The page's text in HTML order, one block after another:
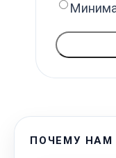
ПОЧЕМУ